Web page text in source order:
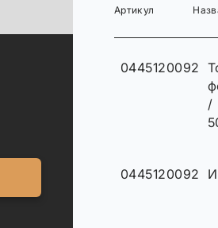
Артикул
0445120092
/
0445120092